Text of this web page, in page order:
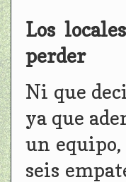
Los
perder
Ni que
ya que
un
seis